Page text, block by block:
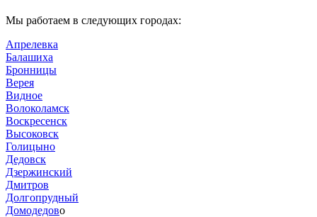
Мы работаем в следующих городах:
Апрелевка
Балашиха
Бронницы
Верея
Видное
Волоколамск
Воскресенск
Высоковск
Голицыно
Дедовск
Дзержинский
Дмитров
Долгопрудный
Домодедово